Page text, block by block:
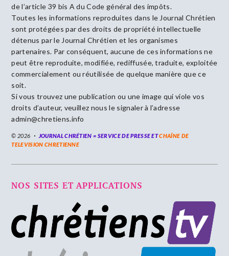
de l’article 39 bis A du Code général des impôts.
Toutes les informations reproduites dans le Journal Chrétien
sont protégées par des droits de propriété intellectuelle
détenus par le Journal Chrétien et les organismes
partenaires. Par conséquent, aucune de ces informations ne
peut être reproduite, modifiée, rediffusée, traduite, exploitée
commercialement ou réutilisée de quelque manière que ce
soit.
Si vous trouvez une publication ou une image qui viole vos
droits d’auteur, veuillez nous le signaler à l’adresse
admin@chretiens.info
© 2026 JOURNAL CHRÉTIEN = SERVICE DE PRESSE ETCHAÎNE DE
TELEVISION CHRETIENNE
NOS SITES ET APPLICATIONS